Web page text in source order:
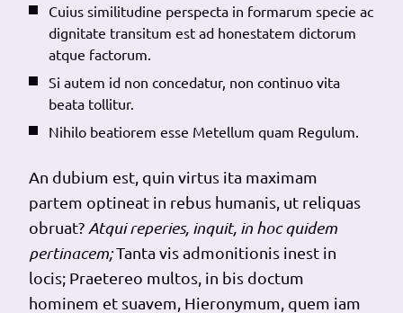
Cuius similitudine perspecta in formarum specie ac
dignitate transitum est ad honestatem dictorum
atque factorum.
Si autem id non concedatur, non continuo vita
beata tollitur.
Nihilo beatiorem esse Metellum quam Regulum.
An dubium est, quin virtus ita maximam
partem optineat in rebus humanis, ut reliquas
obruat? Atqui reperies, inquit, in hoc quidem
pertinacem;Tanta vis admonitionis inest in
locis; Praetereo multos, in bis doctum
hominem et suavem, Hieronymum, quem iam